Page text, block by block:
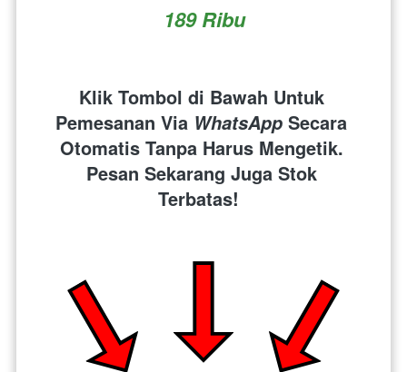
189 Ribu
Klik Tombol di Bawah Untuk
Pemesanan Via WhatsApp Secara
Otomatis Tanpa Harus Mengetik.
Pesan Sekarang Juga Stok
Terbatas!